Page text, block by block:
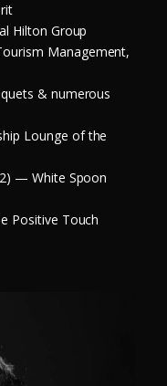
Hilton Group
Management,
& numerous
Lounge of the
2) — White Spoon
Positive Touch